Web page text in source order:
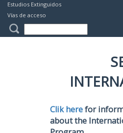
Estudios Extinguidos
Vías de acceso
Clik herefor
about the